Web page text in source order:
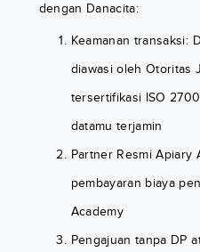
dengan Danacita:
Keamanan transaksi:
diawasi oleh Otoritas
tersertifikasi ISO
datamu terjamin
Partner Resmi Apiary
pembayaran biaya
Academy
Pengajuan tanpa DP